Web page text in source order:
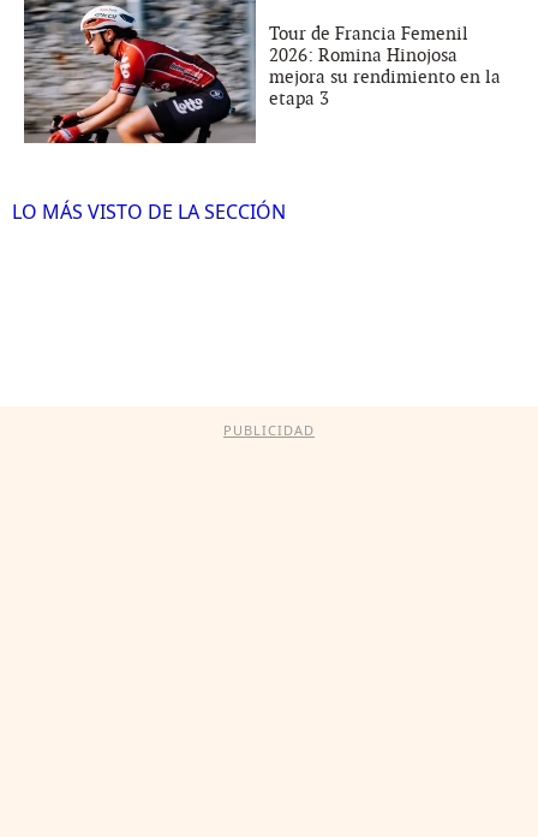
Tour de Francia Femenil
2026: Romina Hinojosa
mejora su rendimiento en la
etapa 3
LO MÁS VISTO DE LA SECCIÓN
PUBLICIDAD